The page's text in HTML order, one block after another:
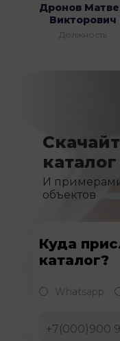
Дронов
Викторович
Должность
И
объектов
Куда
каталог?
Whatsapp